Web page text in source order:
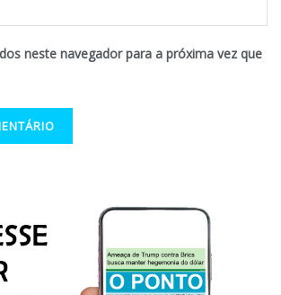
neste navegador para a próxima vez que